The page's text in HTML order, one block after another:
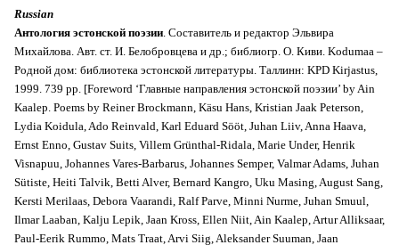
Russian
Антология эстонской поэзии. Cоставитель и редактор Эльвира
Михайлова. Aвт. ст. И. Белобровцева и др.; библиогр. О. Киви. Kodumaa –
Родной дом: библиотека эстонской литературы. Таллинн: KPD Kirjastus,
1999. 739 pp. [Foreword ‘Главные направления эстонской поэзии’ by Ain
Kaalep. Poems by Reiner Brockmann, Käsu Hans, Kristian Jaak Peterson,
Lydia Koidula, Ado Reinvald, Karl Eduard Sööt, Juhan Liiv, Anna Haava,
Ernst Enno, Gustav Suits, Villem Grünthal-Ridala, Marie Under, Henrik
Visnapuu, Johannes Vares-Barbarus, Johannes Semper, Valmar Adams, Juhan
Sütiste, Heiti Talvik, Betti Alver, Bernard Kangro, Uku Masing, August Sang,
Kersti Merilaas, Debora Vaarandi, Ralf Parve, Minni Nurme, Juhan Smuul,
Ilmar Laaban, Kalju Lepik, Jaan Kross, Ellen Niit, Ain Kaalep, Artur Alliksaar,
Paul-Eerik Rummo, Mats Traat, Arvi Siig, Aleksander Suuman, Jaan